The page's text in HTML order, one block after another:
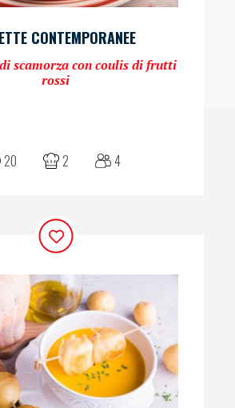
CONTEMPORANEE
scamorza con coulis di frutti
rossi
20 2 4